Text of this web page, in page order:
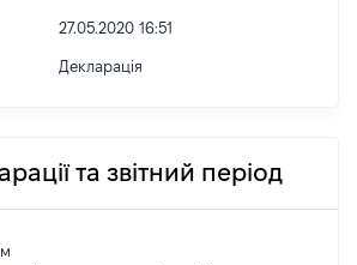
27.05.2020 16:51
Декларація
та звітний період